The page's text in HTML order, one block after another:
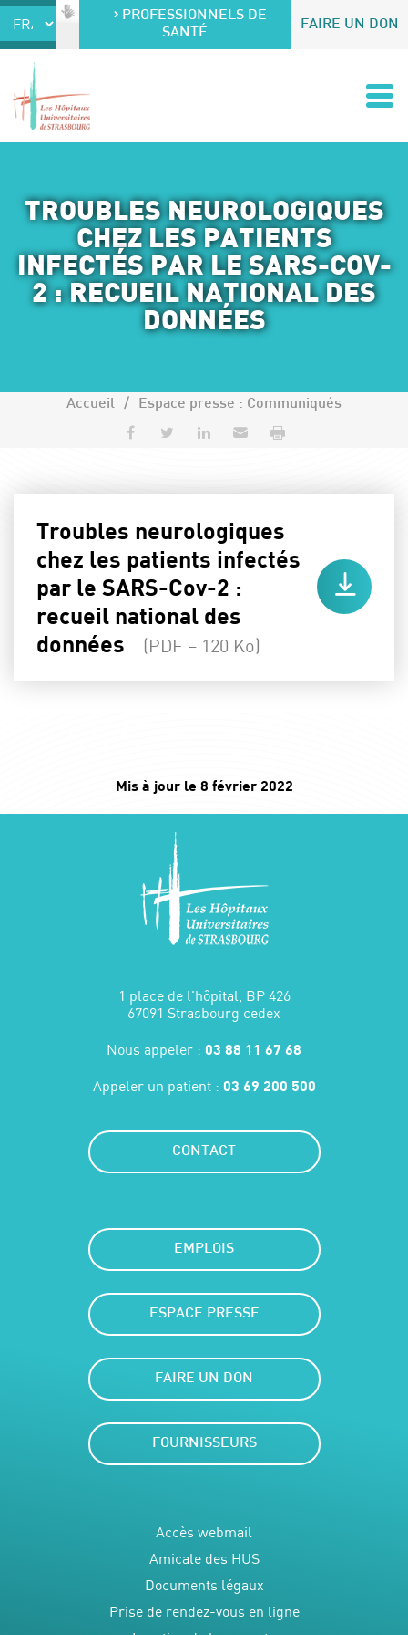
Accéder au contenu
Accéder au menuPROFESSIONNELS DE
SANTÉ
FAIRE UN DON
TROUBLES NEUROLOGIQUES
CHEZ LES PATIENTS
INFECTÉS PAR LE SARS-COV-
2 : RECUEIL NATIONAL DES
DONNÉES
Accueil Espace presse : Communiqués
Partager sur Facebook
Partager sur Twitter
Partager sur LinkedIn
Envoyer par e-mail
Troubles neurologiques
chez les patients infectés
par le SARS-Cov-2 :
recueil national des
données
(PDF – 120 Ko)
Mis à jour le 8 février 2022
1 place de l'hôpital, BP 426
67091 Strasbourg cedex
Nous appeler : 03 88 11 67 68
Appeler un patient : 03 69 200 500
CONTACT
EMPLOIS
ESPACE PRESSE
FAIRE UN DON
FOURNISSEURS
Accès webmail
Amicale des HUS
Documents légaux
Prise de rendez-vous en ligne